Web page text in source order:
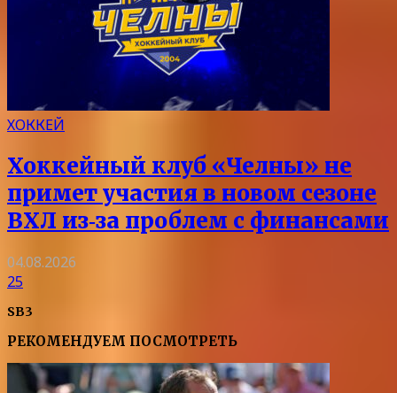
ХОККЕЙ
Хоккейный клуб «Челны» не
примет участия в новом сезоне
ВХЛ из‑за проблем с финансами
04.08.2026
25
SB3
РЕКОМЕНДУЕМ ПОСМОТРЕТЬ